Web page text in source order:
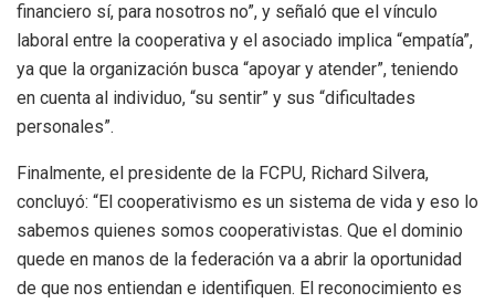
financiero sí, para nosotros no”, y señaló que el vínculo
laboral entre la cooperativa y el asociado implica “empatía”,
ya que la organización busca “apoyar y atender”, teniendo
en cuenta al individuo, “su sentir” y sus “dificultades
personales”.
Finalmente, el presidente de la FCPU, Richard Silvera,
concluyó: “El cooperativismo es un sistema de vida y eso lo
sabemos quienes somos cooperativistas. Que el dominio
quede en manos de la federación va a abrir la oportunidad
de que nos entiendan e identifiquen. El reconocimiento es